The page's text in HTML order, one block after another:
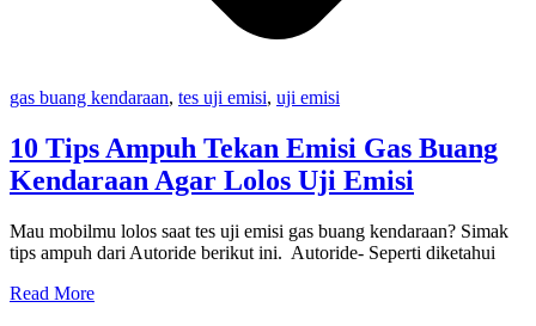
gas buang kendaraan, tes uji emisi, uji emisi
10 Tips Ampuh Tekan Emisi Gas Buang
Kendaraan Agar Lolos Uji Emisi
Mau mobilmu lolos saat tes uji emisi gas buang kendaraan? Simak
tips ampuh dari Autoride berikut ini. Autoride- Seperti diketahui
Read More